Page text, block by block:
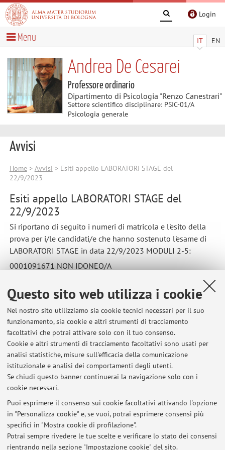
Questo sito web utilizza i cookie
Nel nostro sito utilizziamo sia cookie tecnici necessari per il suo
funzionamento, sia cookie e altri strumenti di tracciamento
facoltativi che potrai attivare solo con il tuo consenso.
Cookie e altri strumenti di tracciamento facoltativi sono usati per
analisi statistiche, misure sull'efficacia della comunicazione
istituzionale e analisi dei comportamenti degli utenti.
Se chiudi questo banner continuerai la navigazione solo con i
cookie necessari.
Puoi esprimere il consenso sui cookie facoltativi attivando l'opzione
in "Personalizza cookie" e, se vuoi, potrai esprimere consensi più
specifici in "Mostra cookie di profilazione".
Potrai sempre rivedere le tue scelte e verificare lo stato dei consensi
rientrando nella sezione "Impostazione cookie" del sito.
Login
IT EN
Menu
Andrea De Cesarei
Professore ordinario
Dipartimento di Psicologia "Renzo Canestrari"
Settore scientifico disciplinare: PSIC-01/A
Psicologia generale
Avvisi
Home> Avvisi > Esiti appello LABORATORI STAGE del
22/9/2023
Esiti appello LABORATORI STAGE del
22/9/2023
Si riportano di seguito i numeri di matricola e l'esito della
prova per i/le candidati/e che hanno sostenuto l'esame di
LABORATORI STAGE in data 22/9/2023 MODULI 2-5:
0001091671 NON IDONEO/A
Pubblicato il: 26 settembre 2023
Ultimi avvisi
Ricevimento 7 Novembre 2025
Pubblicato il: 29 ottobre 2025
Esiti preappello Intelligenza Artificiale 5 Dicembre 2023
Pubblicato il: 13 dicembre 2023
Esiti appello LABORATORI STAGE del 22/9/2023
Pubblicato il: 26 settembre 2023